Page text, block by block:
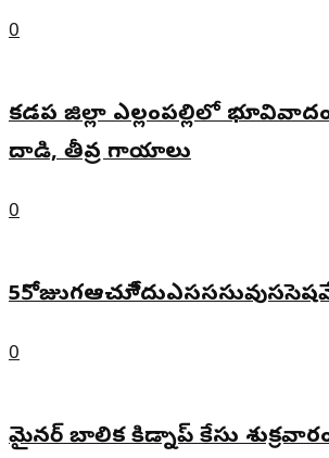
0
కడప జిల్లా ఎల్లంపల్లిలో
దాడి, తీవ్ర గాయాలు
0
0
మైనర్ బాలిక కిడ్నాప్ కేసు